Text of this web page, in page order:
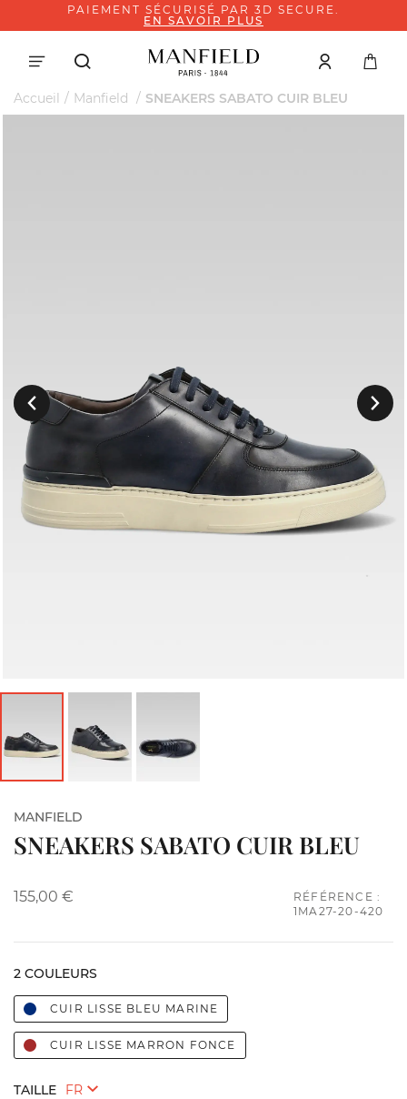
PAIEMENT SÉCURISÉ PAR 3D SECURE.
EN SAVOIR PLUS
Accueil Manfield SNEAKERS SABATO CUIR BLEU
Précedent Suivant
MANFIELD
SNEAKERS SABATO CUIR BLEU
155,00 €
RÉFÉRENCE :
1MA27-20-420
2 COULEURS
CUIR LISSE BLEU MARINE
CUIR LISSE MARRON FONCE
TAILLE